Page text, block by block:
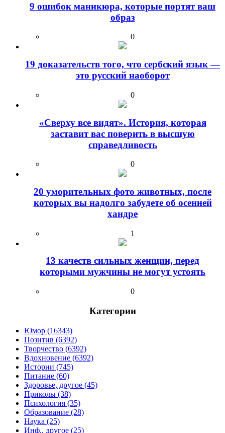
9 ошибок маникюра, которые портят ваш
образ
0
19 доказательств того, что сербский язык —
это русский наоборот
0
«Сверху все видят». История, которая
заставит вас поверить в высшую
справедливость
0
20 уморительных фото животных, после
которых вы надолго забудете об осенней
хандре
1
13 качеств сильных женщин, перед
которыми мужчины не могут устоять
0
Категории
Юмор (16343)
Позитив (6392)
Творчество (6392)
Вдохновение (6392)
Истории (745)
Питание (60)
Здоровье, другое (45)
Приколы (38)
Психология (35)
Образование (28)
Наука (25)
Инф., другое (25)